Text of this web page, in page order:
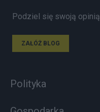
Podziel się swoją opinią
ZAŁÓŻ BLOG
Polityka